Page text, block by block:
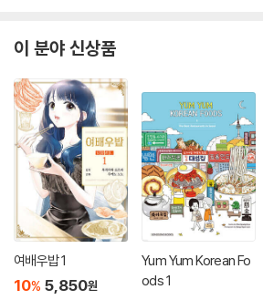
이 분야 신상품
여배우밥 1
10% 5,850원
Yum Yum Korean Fo
ods 1